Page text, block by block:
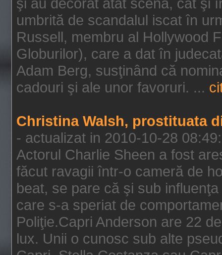
umbrită de scandalul iscat în
Russell, membru al Hollywood
Globurilor), care a dat în
Adam Berg, susţinând că
cadouri şi ale unor favoruri. ...
Christina Walsh, prostituata
- actualizat in 2010-10-28
Actorul Charlie Sheen a fost
făcut ravagii într-o cameră de
beat, se pare că şi sub
care s-a speriat de
Poliţie.Capri Anderson are 22
lux. Unii o cunosc sub alte